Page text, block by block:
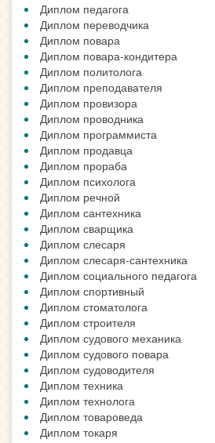
Диплом педагога
Диплом переводчика
Диплом повара
Диплом повара-кондитера
Диплом политолога
Диплом преподавателя
Диплом провизора
Диплом проводника
Диплом программиста
Диплом продавца
Диплом прораба
Диплом психолога
Диплом речной
Диплом сантехника
Диплом сварщика
Диплом слесаря
Диплом слесаря-сантехника
Диплом социального педагога
Диплом спортивный
Диплом стоматолога
Диплом строителя
Диплом судового механика
Диплом судового повара
Диплом судоводителя
Диплом техника
Диплом технолога
Диплом товароведа
Диплом токаря